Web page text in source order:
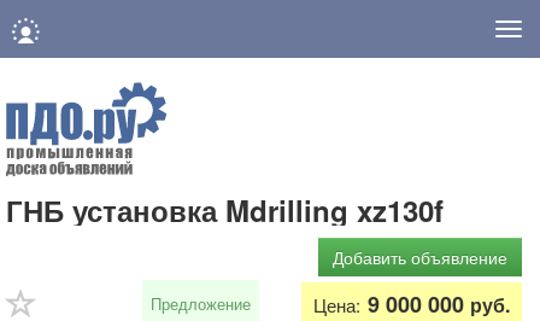
ГНБ установка Mdrilling xz130f
Добавить объявление
Предложение Цена: 9 000 000 руб.